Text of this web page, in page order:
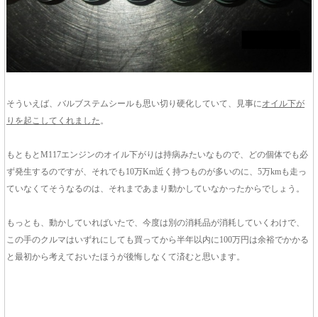
そういえば、バルブステムシールも思い切り硬化していて、見事にオイル下が
りを起こしてくれました。
もともとM117エンジンのオイル下がりは持病みたいなもので、どの個体でも必
ず発生するのですが、それでも10万Km近く持つものが多いのに、5万kmも走っ
ていなくてそうなるのは、それまであまり動かしていなかったからでしょう。
もっとも、動かしていればいたで、今度は別の消耗品が消耗していくわけで、
この手のクルマはいずれにしても買ってから半年以内に100万円は余裕でかかる
と最初から考えておいたほうが後悔しなくて済むと思います。